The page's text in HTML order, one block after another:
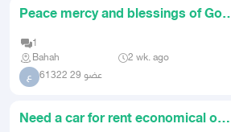
Peace mercy and blessings of God
1
Bahah
2 wk. ago
ع عضو 29 61322
Need a car for rent economical on